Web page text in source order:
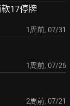
17停牌
1周前, 07/31
1周前, 07/26
2周前, 07/21